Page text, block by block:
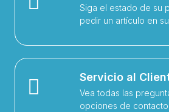
Siga el estado de su
pedir un artículo en
Servicio al
Vea todas las
opciones de contacto